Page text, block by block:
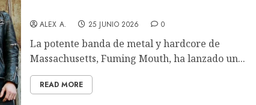
ALEX A. 25 JUNIO 2026 0
La potente banda de metal y hardcore de
Massachusetts, Fuming Mouth, ha lanzado un...
READ MORE